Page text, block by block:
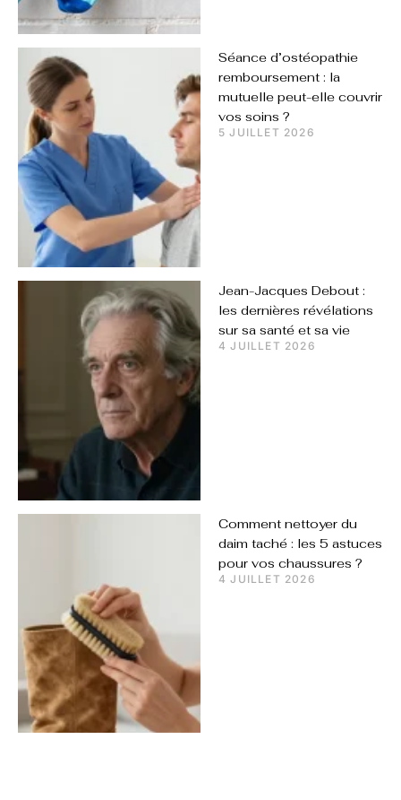
Séance d’ostéopathie
remboursement : la
mutuelle peut-elle couvrir
vos soins ?
5 JUILLET 2026
Jean-Jacques Debout :
les dernières révélations
sur sa santé et sa vie
4 JUILLET 2026
Comment nettoyer du
daim taché : les 5 astuces
pour vos chaussures ?
4 JUILLET 2026